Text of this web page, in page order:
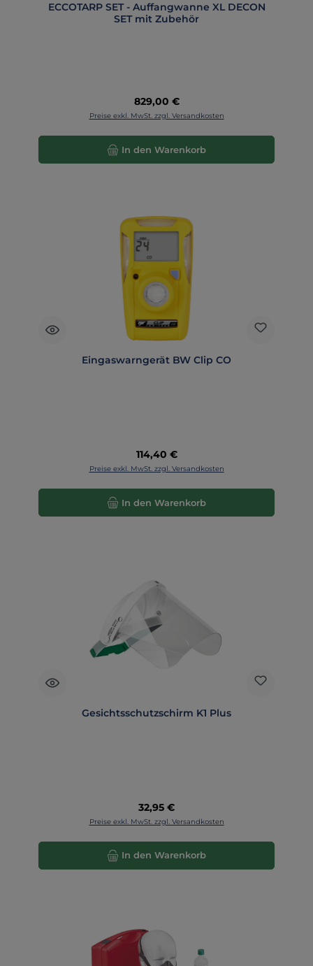
ECCOTARP SET - Auffangwanne XL DECON
SET mit Zubehör
Regulärer Preis:
829,00 €
Preise exkl. MwSt. zzgl. Versandkosten
In den Warenkorb
Eingaswarngerät BW Clip CO
Regulärer Preis:
114,40 €
Preise exkl. MwSt. zzgl. Versandkosten
In den Warenkorb
Gesichtsschutzschirm K1 Plus
Regulärer Preis:
32,95 €
Preise exkl. MwSt. zzgl. Versandkosten
In den Warenkorb